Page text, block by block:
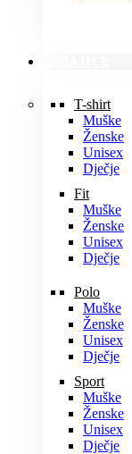
T-shirt
Muške
Ženske
Unisex
Dječje
Fit
Muške
Ženske
Unisex
Dječje
Polo
Muške
Ženske
Unisex
Dječje
Sport
Muške
Ženske
Unisex
Dječje